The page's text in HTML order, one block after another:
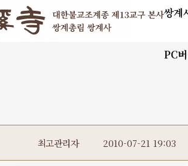
쌍계
PC
최고관리자 2010-07-21 19:03